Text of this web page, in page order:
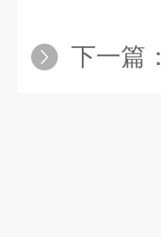
下一篇：